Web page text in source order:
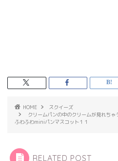
HOME
スクイーズ
クリームパンの中のクリームが見れち
ふわふわminiパンマスコット１１
RELATED POST